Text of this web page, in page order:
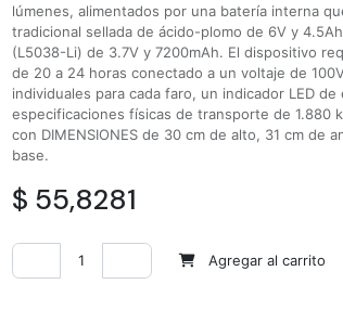
lúmenes, alimentados por una batería interna
tradicional sellada de ácido-plomo de 6V y
(L5038-Li) de 3.7V y 7200mAh. El dispositivo
de 20 a 24 horas conectado a un voltaje de
individuales para cada faro, un indicador LED
especificaciones físicas de transporte de 1.880
con DIMENSIONES de 30 cm de alto, 31 cm de
base.
$ 55,8281
Agregar al carrito